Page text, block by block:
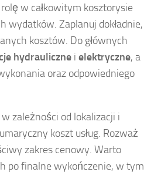
w całkowitym kosztorysie
wydatków. Zaplanuj dokładnie,
kosztów. Do głównych
hydrauliczne i elektryczne, a
oraz odpowiedniego
zależności od lokalizacji i
koszt usług. Rozważ
zakres cenowy. Warto
po finalne wykończenie, w tym